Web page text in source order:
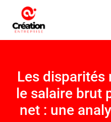
Les disparités
le salaire brut
net : une